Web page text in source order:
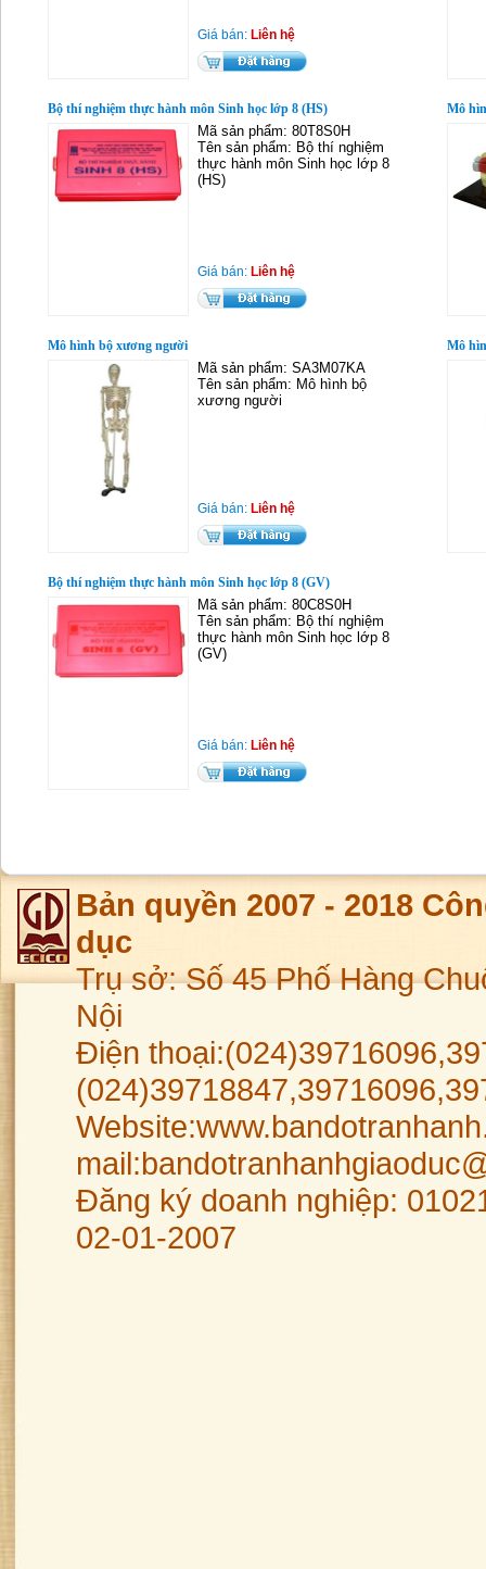
Giá bán: Liên hệ
Bộ thí nghiệm thực hành môn Sinh học lớp 8 (HS)
Mã sản phẩm: 80T8S0H
Tên sản phẩm: Bộ thí nghiệm
thực hành môn Sinh học lớp 8
(HS)
Giá bán: Liên hệ
Mô
Mô hình bộ xương người
Mã sản phẩm: SA3M07KA
Tên sản phẩm: Mô hình bộ
xương người
Giá bán: Liên hệ
Mô
Bộ thí nghiệm thực hành môn Sinh học lớp 8 (GV)
Mã sản phẩm: 80C8S0H
Tên sản phẩm: Bộ thí nghiệm
thực hành môn Sinh học lớp 8
(GV)
Giá bán: Liên hệ
Bản quyền 2007 - 2018
dục
Trụ sở: Số 45 Phố Hàng
Nội
Điện
Đăng ký doanh nghiệp:
02-01-2007